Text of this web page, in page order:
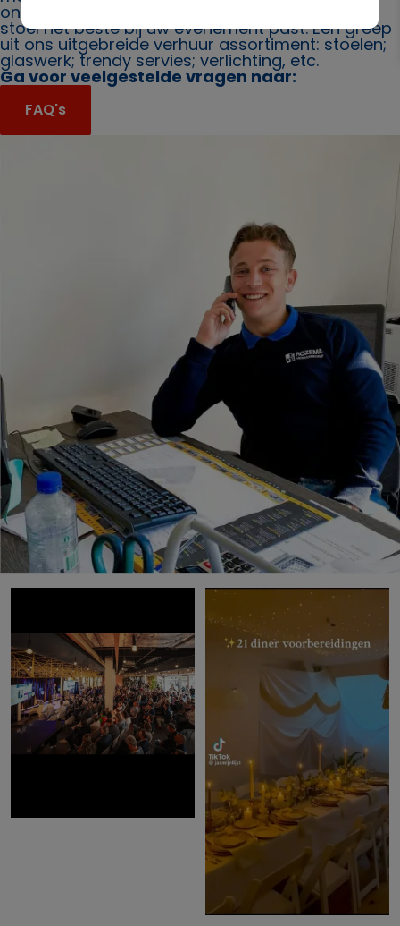
ons. Ook bieden wij u graag advies over welke
stoel het beste bij uw evenement past. Een greep
uit ons uitgebreide verhuur assortiment: stoelen;
glaswerk; trendy servies; verlichting, etc.
Ga voor veelgestelde vragen naar:
FAQ's